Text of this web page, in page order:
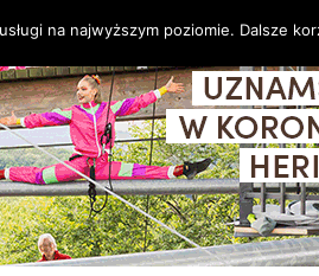
na najwyższym poziomie. Dalsze